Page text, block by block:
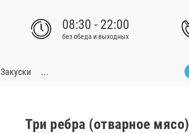
08:30 - 22:00
без обеда и выходных
Закуски ...
Три ребра (отварное мясо)